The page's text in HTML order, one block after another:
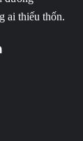
ai thiếu thốn.